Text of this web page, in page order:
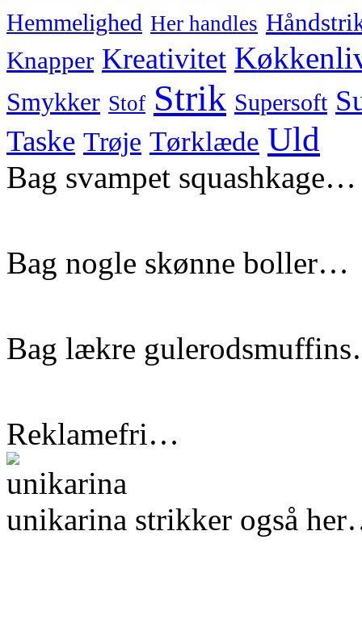
Hemmelighed Her handles
Knapper Kreativitet
Smykker Stof Strik Supersoft
Taske Trøje Tørklæde Uld
Bag svampet squashkage…
Bag nogle skønne boller…
Bag lækre
Reklamefri…
unikarina strikker også